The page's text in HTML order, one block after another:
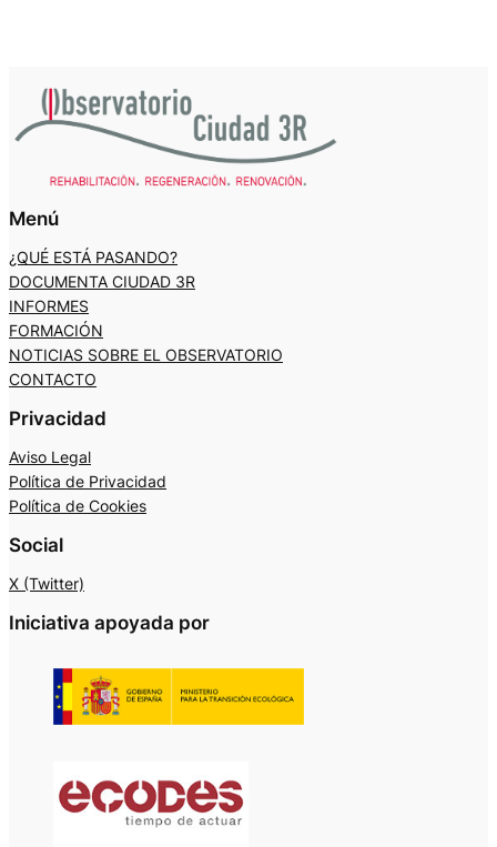
Menú
¿QUÉ ESTÁ PASANDO?
DOCUMENTA CIUDAD 3R
INFORMES
FORMACIÓN
NOTICIAS SOBRE EL OBSERVATORIO
CONTACTO
Privacidad
Aviso Legal
Política de Privacidad
Política de Cookies
Social
X (Twitter)
Iniciativa apoyada por